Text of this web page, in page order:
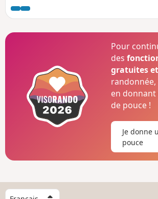
Evreux Conches.Attention le GRP® (balisage
Rouge et Jaune) a été dé-balisé n'existe
sur le terrain, mais il est encore indiqué
Pour
des
gratuites
en
de pouce !
Je donne
pouce
C